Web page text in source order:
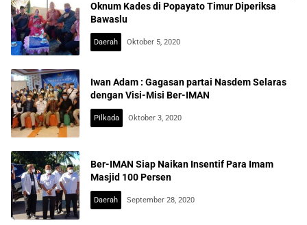
Oknum Kades di Popayato Timur Diperiksa
Bawaslu
Daerah Oktober 5, 2020
Iwan Adam : Gagasan partai Nasdem Selaras
dengan Visi-Misi Ber-IMAN
Pilkada Oktober 3, 2020
Ber-IMAN Siap Naikan Insentif Para Imam
Masjid 100 Persen
Daerah September 28, 2020